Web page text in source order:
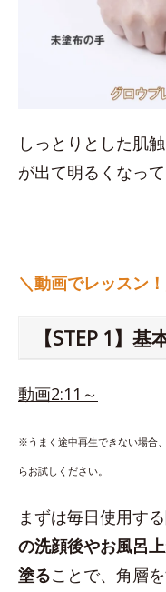
しっとりとした肌
が出て明るくなっ
＼動画でレッスン
【STEP 1】
動画2:11～
※うまく途中再生できない場合
らお試しください。
まずは毎日使用す
の洗顔後やお風呂
塗ることで、角層